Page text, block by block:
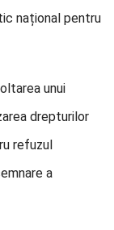
național pentru
unui
drepturilor
refuzul
a